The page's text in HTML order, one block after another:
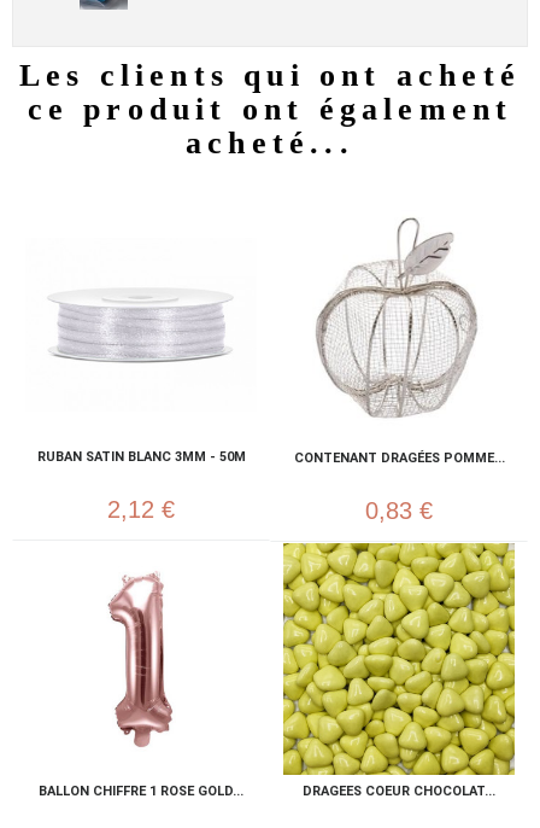
Les clients qui ont acheté
ce produit ont également
acheté...
RUBAN SATIN BLANC 3MM - 50M
2,12 €
CONTENANT DRAGÉES POMME...
0,83 €
BALLON CHIFFRE 1 ROSE GOLD... DRAGEES COEUR CHOCOLAT...